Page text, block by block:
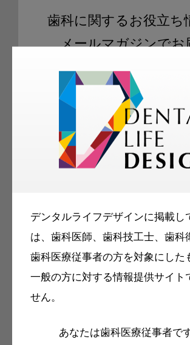
デンタルライフデザインに掲載し
は、歯科医師、歯科技工士、歯科
歯科医療従事者の方を対象にした
一般の方に対する情報提供サイト
せん。
あなたは歯科医療従事者で
歯科に関するお役立ち
メールマガジンでお
ご登録いただいた職種（歯科
科衛生士、歯科技工士）に合
容のメールマガジンをお届け
メリット